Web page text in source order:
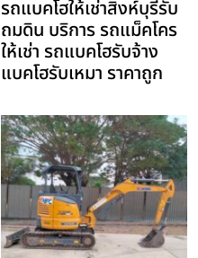
รถแบคโฮให้เช่าสิงห์บุรีรับ
ถมดิน บริการ รถแม็คโคร
ให้เช่า รถแบคโฮรับจ้าง
แบคโฮรับเหมา ราคาถูก